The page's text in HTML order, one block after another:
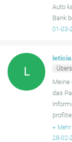
Auto
Bank
01-03-
L
letícia
Meine
das
Ich
+ Mehr
28-02-